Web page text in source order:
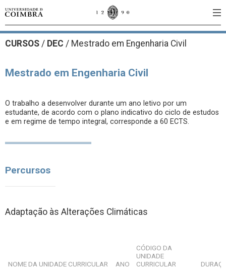
CURSOS / DEC / Mestrado em Engenharia Civil
Mestrado em Engenharia Civil
O trabalho a desenvolver durante um ano letivo por um
estudante, de acordo com o plano indicativo do ciclo de estudos
e em regime de tempo integral, corresponde a 60 ECTS.
Percursos
Adaptação às Alterações Climáticas
NOME DA UNIDADE CURRICULAR ANO
CÓDIGO DA
UNIDADE
CURRICULAR